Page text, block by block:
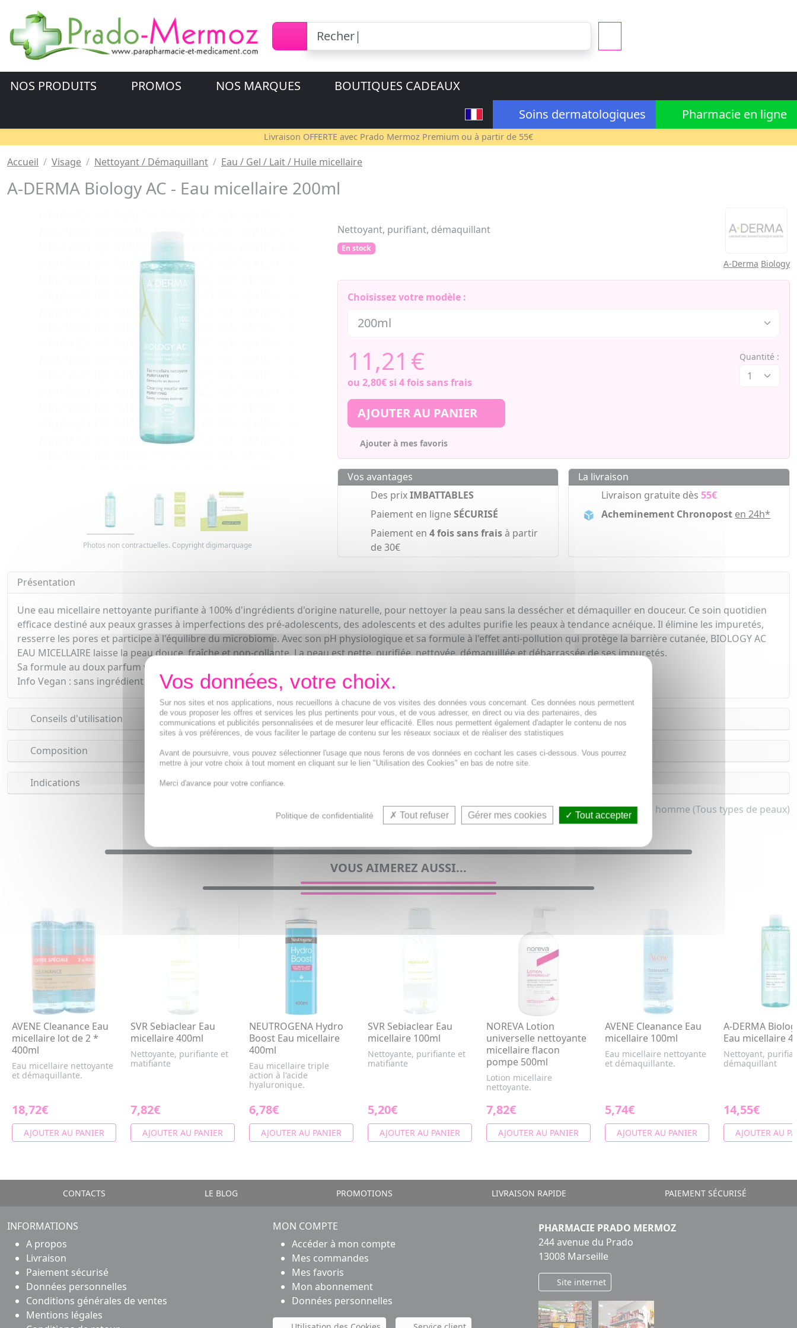
NOS PRODUITS PROMOS NOS MARQUES
BOUTIQUES CADEAUX
Soins dermatologiques
Pharmacie en ligne
Livraison OFFERTE avec Prado Mermoz Premium ou à partir de 55€
Accueil Visage Nettoyant / Démaquillant Eau / Gel / Lait / Huile micellaire
A-DERMA Biology AC - Eau micellaire 200ml
Photos non contractuelles. Copyright digimarquage
Nettoyant, purifiant, démaquillant
En stock
A-Derma Biology
Choisissez votre modèle :
11,21 €
ou 2,80€si 4 fois sans frais
Quantité :
AJOUTER AU PANIER
Ajouter à mes favoris
Vos avantages
Des prixIMBATTABLES
Paiement en ligneSÉCURISÉ
Paiement en 4 fois sans fraisà partir
de 30€
La livraison
Livraison gratuite dès55€
Acheminement Chronopost en 24h*
Présentation
Une eau micellaire nettoyante purifiante à 100% d'ingrédients d'origine naturelle, pour nettoyer la peau sans la dessécher et démaquiller en douceur. Ce soin quotidien
efficace destiné aux peaux grasses à imperfections des pré-adolescents, des adolescents et des adultes purifie les peaux à tendance acnéique. Il élimine les impuretés,
resserre les pores et participe à l'équilibre du microbiome. Avec son pH physiologique et sa formule à l'effet anti-pollution qui protège la barrière cutanée, BIOLOGY AC
EAU MICELLAIRE laisse la peau douce, fraîche et non-collante. La peau est nette, purifiée, nettoyée, démaquillée et débarrassée de ses impuretés.
Sa formule au doux parfum végétal contient d'e l'Avoine Rhealba® issue de l'agriculture biologique.
Info Vegan : sans ingrédient d'origine animale.
Conseils d'utilisation
Composition
Indications
Eau micellaire bio pour homme (Tous types de peaux)
VOUS AIMEREZ AUSSI...
AVENE Cleanance Eau
micellaire lot de 2 *
400ml
Eau micellaire nettoyante
et démaquillante.
18,72€
AJOUTER AU PANIER
SVR Sebiaclear Eau
micellaire 400ml
Nettoyante, purifiante et
matifiante
7,82€
AJOUTER AU PANIER
NEUTROGENA Hydro
Boost Eau micellaire
400ml
Eau micellaire triple
action à l'acide
hyaluronique.
6,78€
AJOUTER AU PANIER
SVR Sebiaclear Eau
micellaire 100ml
Nettoyante, purifiante et
matifiante
5,20€
AJOUTER AU PANIER
NOREVA Lotion
universelle nettoyante
micellaire flacon
pompe 500ml
Lotion micellaire
nettoyante.
7,82€
AJOUTER AU PANIER
AVENE Cleanance Eau
micellaire 100ml
Eau micellaire nettoyante
et démaquillante.
5,74€
AJOUTER AU PANIER
A-DERMA
Eau micellaire
Nettoyant,
démaquillant
14,55€
AJOUTER AU
CONTACTS LE BLOG PROMOTIONS LIVRAISON RAPIDE PAIEMENT SÉCURISÉ
INFORMATIONS
A propos
Livraison
Paiement sécurisé
Données personnelles
Conditions générales de ventes
Mentions légales
MON COMPTE
Accéder à mon compte
Mes commandes
Mes favoris
Mon abonnement
Données personnelles
PHARMACIE PRADO MERMOZ
244 avenue du Prado
13008 Marseille
Site internet
Sur nos sites et nos applications, nous recueillons à chacune de vos visites des données vous concernant. Ces données nous permettent
de vous proposer les offres et services les plus pertinents pour vous, et de vous adresser, en direct ou via des partenaires, des
communications et publicités personnalisées et de mesurer leur efficacité. Elles nous permettent également d'adapter le contenu de nos
sites à vos préférences, de vous faciliter le partage de contenu sur les réseaux sociaux et de réaliser des statistiques
Avant de poursuivre, vous pouvez sélectionner l'usage que nous ferons de vos données en cochant les cases ci-dessous. Vous pourrez
mettre à jour votre choix à tout moment en cliquant sur le lien "Utilisation des Cookies" en bas de notre site.
Merci d'avance pour votre confiance.
Politique de confidentialité Tout refuser Gérer mes cookies Tout accepter